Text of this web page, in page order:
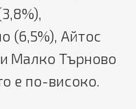
(6,5%), Айтос
Малко Търново
е по-високо.